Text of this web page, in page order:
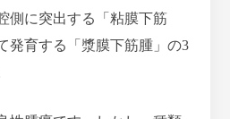
側に突出する「粘膜下筋
発育する「漿膜下筋腫」の3